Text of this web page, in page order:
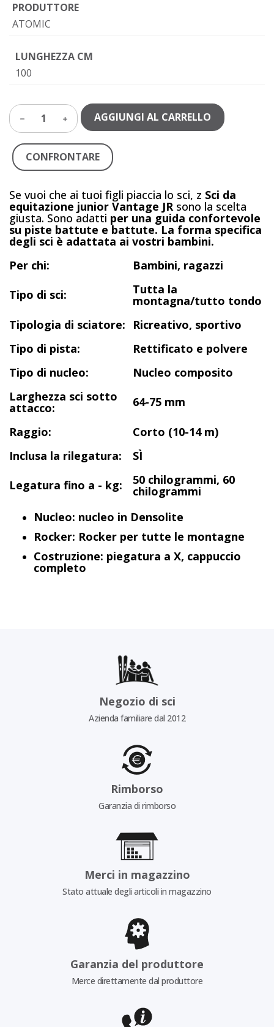
PRODUTTORE
ATOMIC
LUNGHEZZA CM
100
1 AGGIUNGI AL CARRELLO
CONFRONTARE
Se vuoi che ai tuoi figli piaccia lo sci, z Sci da
equitazione junior Vantage JRsono la scelta
giusta. Sono adatti per una guida confortevole
su piste battute e battute. La forma specifica
degli sci è adattata ai vostri bambini.
Per chi:
Bambini, ragazzi
Tipo di sci:
Tutta la
montagna/tutto tondo
Tipologia di sciatore:
Ricreativo, sportivo
Tipo di pista:
Rettificato e polvere
Tipo di nucleo:
Nucleo composito
Larghezza sci sotto
attacco: 64-75 mm
Raggio:
Corto (10-14 m)
Inclusa la rilegatura:
SÌ
Legatura fino a - kg:
50 chilogrammi, 60
chilogrammi
Nucleo: nucleo in Densolite
Rocker: Rocker per tutte le montagne
Costruzione: piegatura a X, cappuccio
completo
Negozio di sci
Azienda familiare dal 2012
Rimborso
Garanzia di rimborso
Merci in magazzino
Stato attuale degli articoli in magazzino
Garanzia del produttore
Merce direttamente dal produttore